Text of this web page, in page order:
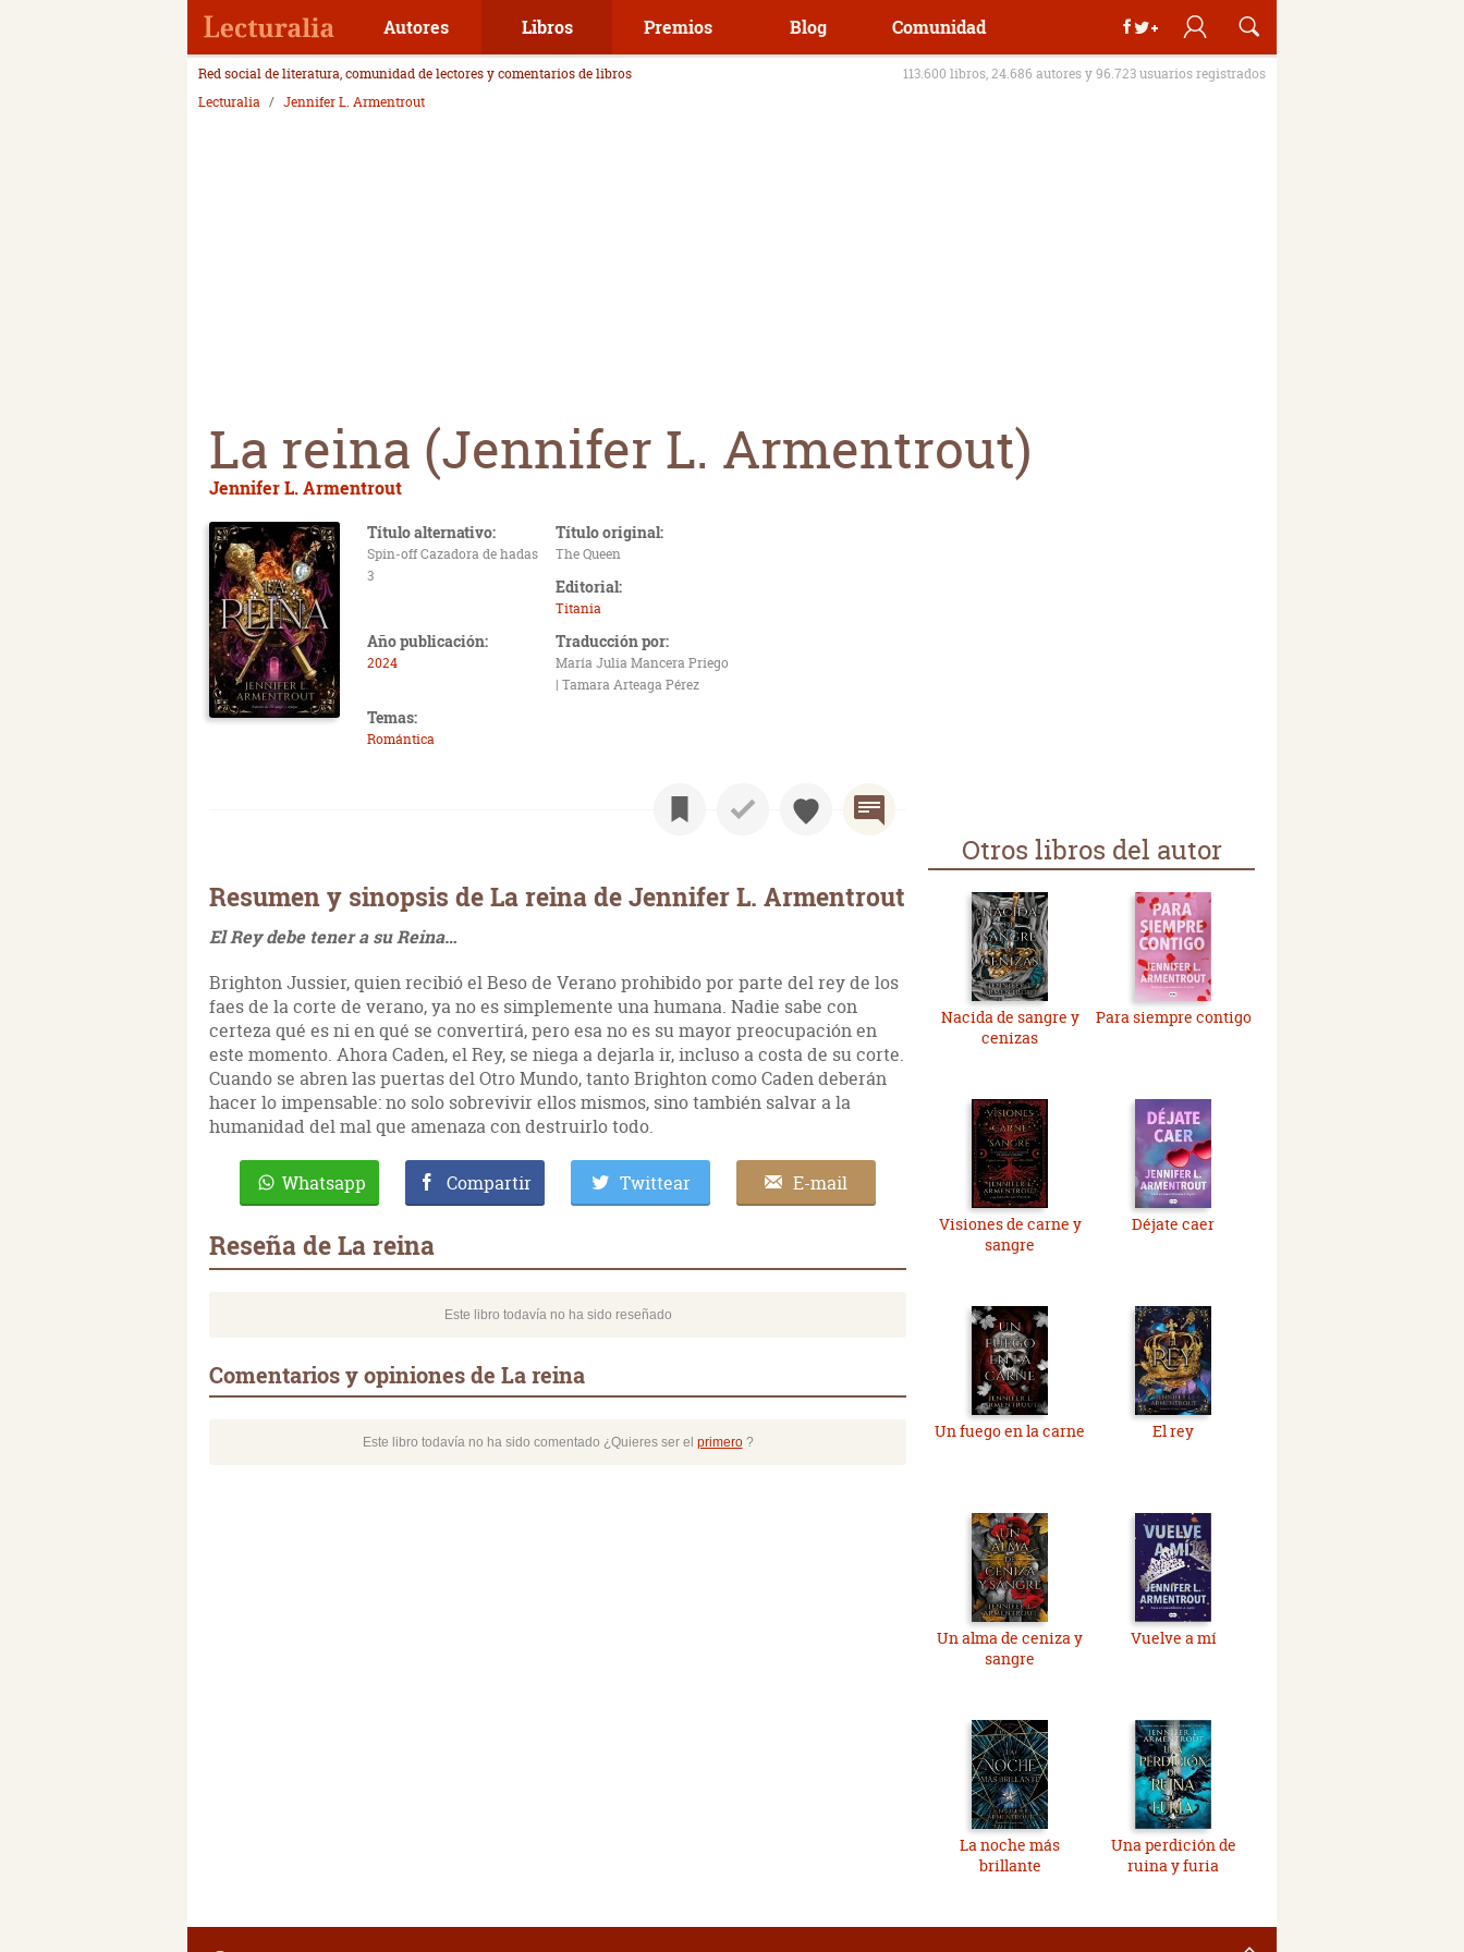
Autores Libros Premios Blog Comunidad
Red social de literatura, comunidad de lectores y comentarios de libros
113.600 libros, 24.686 autores y 96.723 usuarios registrados
Lecturalia
Jennifer L. Armentrout
La reina (Jennifer L. Armentrout)
Jennifer L. Armentrout
Título alternativo:
Spin-off Cazadora de hadas
3
Título original:
The Queen
Editorial:
Titania
Año publicación:
2024
Traducción por:
María Julia Mancera Priego
| Tamara Arteaga Pérez
Temas:
Romántica
Resumen y sinopsis de La reina de Jennifer L. Armentrout
El Rey debe tener a su Reina…
Brighton Jussier, quien recibió el Beso de Verano prohibido por parte del rey de los
faes de la corte de verano, ya no es simplemente una humana. Nadie sabe con
certeza qué es ni en qué se convertirá, pero esa no es su mayor preocupación en
este momento. Ahora Caden, el Rey, se niega a dejarla ir, incluso a costa de su corte.
Cuando se abren las puertas del Otro Mundo, tanto Brighton como Caden deberán
hacer lo impensable: no solo sobrevivir ellos mismos, sino también salvar a la
humanidad del mal que amenaza con destruirlo todo.
Whatsapp Compartir Twittear E-mail
Reseña de La reina
Este libro todavía no ha sido reseñado
Comentarios y opiniones de La reina
Este libro todavía no ha sido comentado ¿Quieres ser el primero?
Otros libros del autor
Nacida de sangre y
cenizas
Para siempre contigo
Visiones de carne y
sangre
Déjate caer
Un fuego en la carne El rey
Un alma de ceniza y
sangre
Vuelve a mí
La noche más
brillante
Una perdición de
ruina y furia